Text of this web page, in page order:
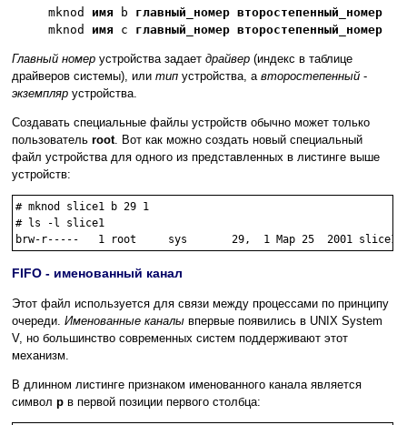
mknod имя b главный_номер второстепенный_номер
mknod имя c главный_номер второстепенный_номер
Главный номер устройства задает драйвер (индекс в таблице
драйверов системы), или тип устройства, а второстепенный -
экземпляр устройства.
Создавать специальные файлы устройств обычно может только
пользователь root. Вот как можно создать новый специальный
файл устройства для одного из представленных в листинге выше
устройств:
# mknod slice1 b 29 1
# ls -l slice1
FIFO - именованный канал
Этот файл используется для связи между процессами по принципу
очереди. Именованные каналы впервые появились в UNIX System
V, но большинство современных систем поддерживают этот
механизм.
В длинном листинге признаком именованного канала является
символ p в первой позиции первого столбца: